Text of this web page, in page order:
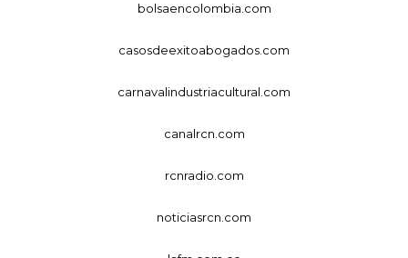
bolsaencolombia.com
casosdeexitoabogados.com
carnavalindustriacultural.com
canalrcn.com
rcnradio.com
noticiasrcn.com